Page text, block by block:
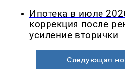
Ипотека в июле
коррекция после
усиление вторички
Следующая